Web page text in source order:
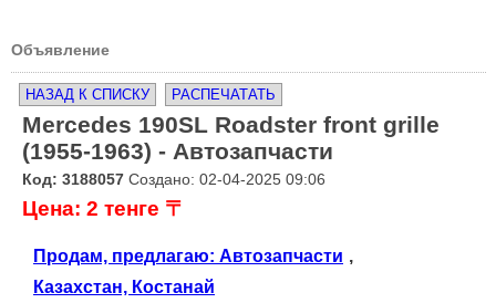
Объявление
НАЗАД К СПИСКУ РАСПЕЧАТАТЬ
Mercedes 190SL Roadster front grille
(1955-1963) - Автозапчасти
Код: 3188057 Создано: 02-04-2025 09:06
Цена: 2 тенге 〒
Продам, предлагаю: Автозапчасти ,
Казахстан, Костанай